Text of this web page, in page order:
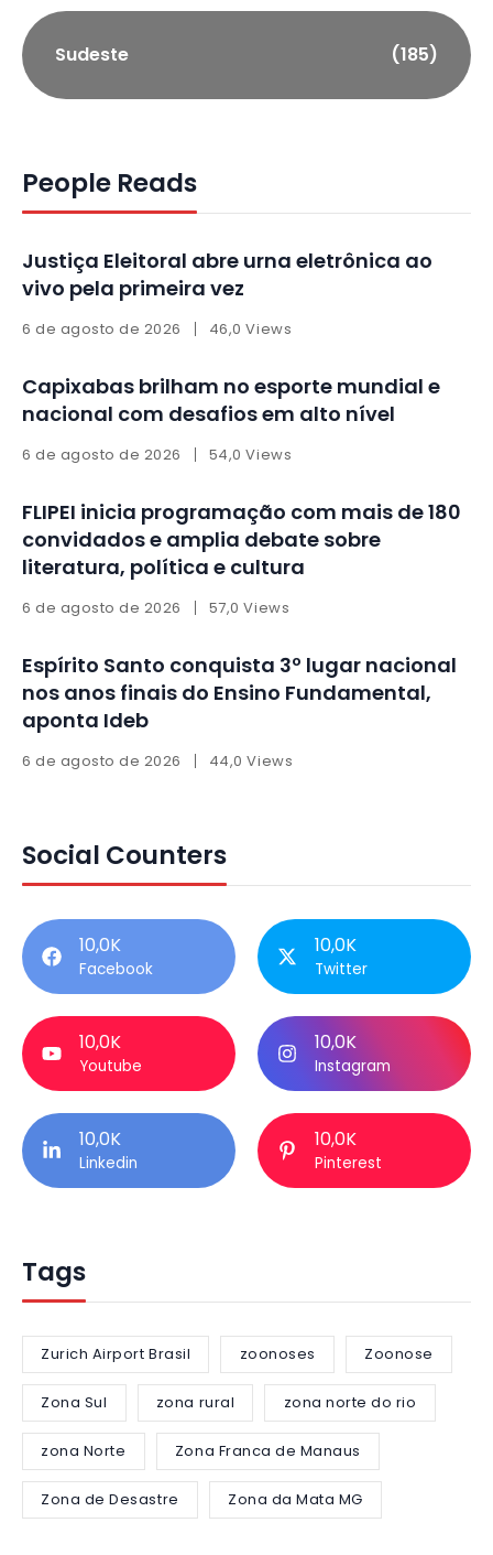
Sudeste (185)
People Reads
Justiça Eleitoral abre urna eletrônica ao
vivo pela primeira vez
6 de agosto de 2026 46,0 Views
Capixabas brilham no esporte mundial e
nacional com desafios em alto nível
6 de agosto de 2026 54,0 Views
FLIPEI inicia programação com mais de 180
convidados e amplia debate sobre
literatura, política e cultura
6 de agosto de 2026 57,0 Views
Espírito Santo conquista 3º lugar nacional
nos anos finais do Ensino Fundamental,
aponta Ideb
6 de agosto de 2026 44,0 Views
Social Counters
10,0K
Facebook
10,0K
Twitter
10,0K
Youtube
10,0K
Instagram
10,0K
Linkedin
10,0K
Pinterest
Tags
Zurich Airport Brasil zoonoses Zoonose
Zona Sul zona rural zona norte do rio
zona Norte Zona Franca de Manaus
Zona de Desastre Zona da Mata MG